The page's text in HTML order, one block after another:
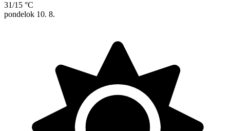
31/15 °C
pondelok 10. 8.